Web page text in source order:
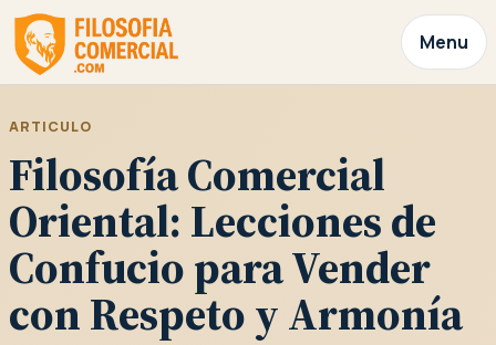
Menu
ARTICULO
Filosofía Comercial
Oriental: Lecciones de
Confucio para Vender
con Respeto y Armonía